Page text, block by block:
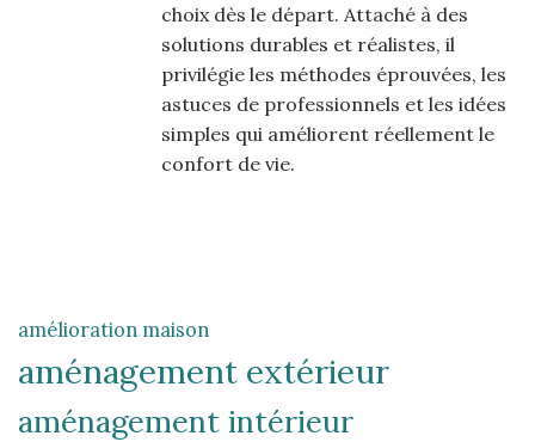
choix dès le départ. Attaché à des
solutions durables et réalistes, il
privilégie les méthodes éprouvées, les
astuces de professionnels et les idées
simples qui améliorent réellement le
confort de vie.
amélioration maison
aménagement extérieur
aménagement intérieur